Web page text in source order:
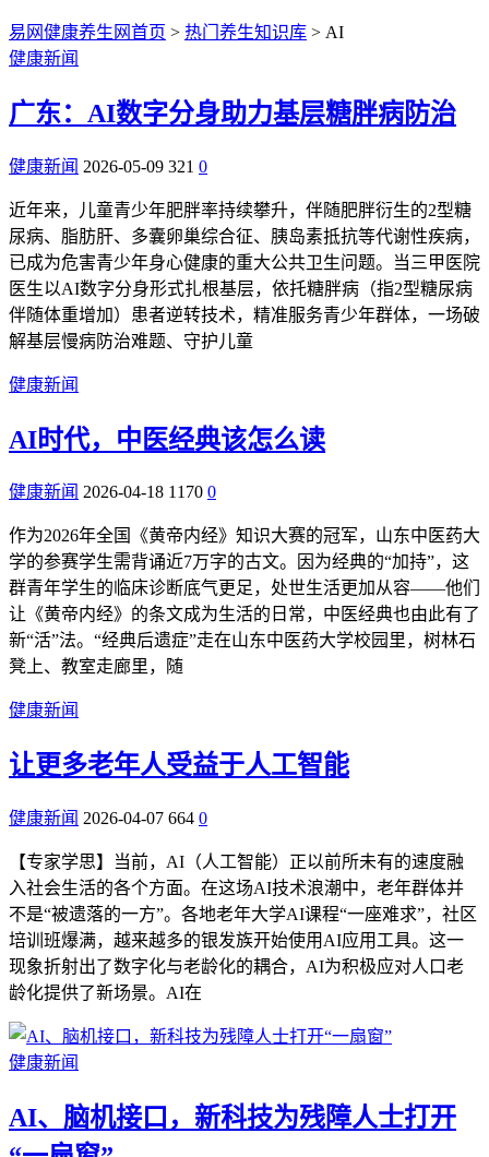
易网健康养生网首页 > 热门养生知识库 > AI
健康新闻
广东：AI数字分身助力基层糖胖病防治
健康新闻 2026-05-09 321 0
近年来，儿童青少年肥胖率持续攀升，伴随肥胖衍生的2型糖
尿病、脂肪肝、多囊卵巢综合征、胰岛素抵抗等代谢性疾病，
已成为危害青少年身心健康的重大公共卫生问题。当三甲医院
医生以AI数字分身形式扎根基层，依托糖胖病（指2型糖尿病
伴随体重增加）患者逆转技术，精准服务青少年群体，一场破
解基层慢病防治难题、守护儿童
健康新闻
AI时代，中医经典该怎么读
健康新闻 2026-04-18 1170 0
作为2026年全国《黄帝内经》知识大赛的冠军，山东中医药大
学的参赛学生需背诵近7万字的古文。因为经典的“加持”，这
群青年学生的临床诊断底气更足，处世生活更加从容——他们
让《黄帝内经》的条文成为生活的日常，中医经典也由此有了
新“活”法。“经典后遗症”走在山东中医药大学校园里，树林石
凳上、教室走廊里，随
健康新闻
让更多老年人受益于人工智能
健康新闻 2026-04-07 664 0
【专家学思】当前，AI（人工智能）正以前所未有的速度融
入社会生活的各个方面。在这场AI技术浪潮中，老年群体并
不是“被遗落的一方”。各地老年大学AI课程“一座难求”，社区
培训班爆满，越来越多的银发族开始使用AI应用工具。这一
现象折射出了数字化与老龄化的耦合，AI为积极应对人口老
龄化提供了新场景。AI在
健康新闻
AI、脑机接口，新科技为残障人士打开